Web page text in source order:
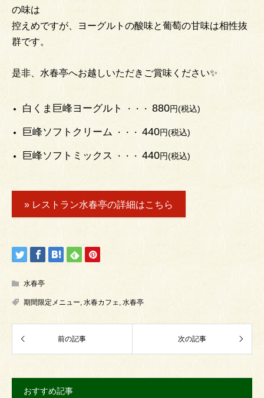
の味は
控えめですが、ヨーグルトの酸味と葡萄の甘味は相性抜
群です。
是非、水春亭へお越しいただきご賞味ください✨
白くま巨峰ヨーグルト ・・・880円(税込)
巨峰ソフトクリーム ・・・440円(税込)
巨峰ソフトミックス ・・・440円(税込)
» レストラン水春亭の詳細はこちら
水春亭
期間限定メニュー, 水春カフェ, 水春亭
おすすめ記事